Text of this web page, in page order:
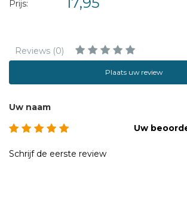
- Leeslint
Prijs:
Reviews (0)
Plaats uw review
Uw naam
Uw
Schrijf de eerste review